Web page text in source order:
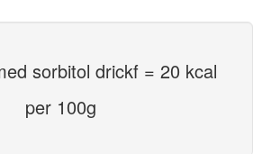
sorbitol drickf = 20 kcal
per 100g